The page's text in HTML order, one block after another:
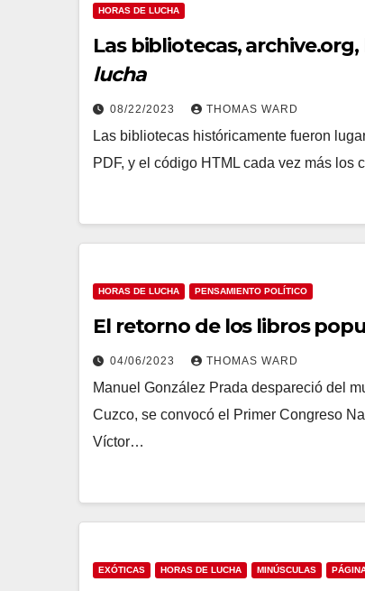
HORAS DE LUCHA
Las bibliotecas,
lucha
08/22/2023 THOMAS WARD
Las bibliotecas históricamente fueron
PDF, y el código HTML cada vez más
HORAS DE LUCHA PENSAMIENTO POLÍTICO
El retorno de los libros
04/06/2023 THOMAS WARD
Manuel González Prada despareció del
Cuzco, se convocó el Primer Congreso
Víctor…
EXÓTICAS HORAS DE LUCHA MINÚSCULAS